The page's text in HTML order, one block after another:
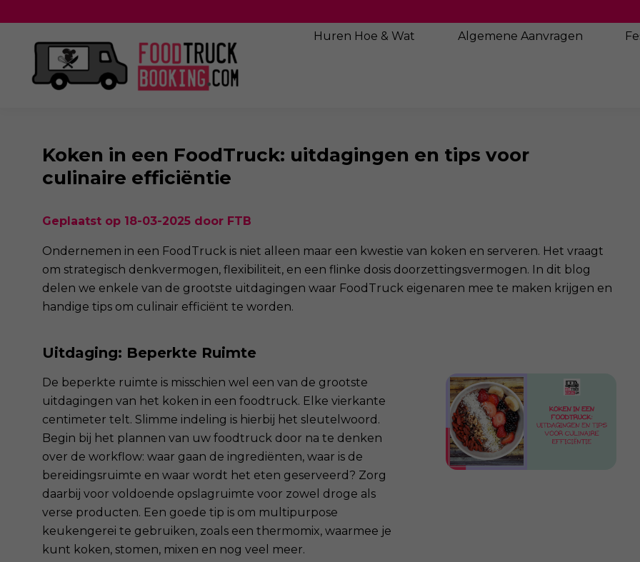
Huren Hoe & Wat Algemene Aanvragen
Koken in een FoodTruck: uitdagingen en tips voor
culinaire efficiëntie
Geplaatst op 18-03-2025 door FTB
Ondernemen in een FoodTruck is niet alleen maar een kwestie van koken en serveren. Het vraagt
om strategisch denkvermogen, flexibiliteit, en een flinke dosis doorzettingsvermogen. In dit blog
delen we enkele van de grootste uitdagingen waar FoodTruck eigenaren mee te maken krijgen en
handige tips om culinair efficiënt te worden.
Uitdaging: Beperkte Ruimte
De beperkte ruimte is misschien wel een van de grootste
uitdagingen van het koken in een foodtruck. Elke vierkante
centimeter telt. Slimme indeling is hierbij het sleutelwoord.
Begin bij het plannen van uw foodtruck door na te denken
over de workflow: waar gaan de ingrediënten, waar is de
bereidingsruimte en waar wordt het eten geserveerd? Zorg
daarbij voor voldoende opslagruimte voor zowel droge als
verse producten. Een goede tip is om multipurpose
keukengerei te gebruiken, zoals een thermomix, waarmee je
kunt koken, stomen, mixen en nog veel meer.